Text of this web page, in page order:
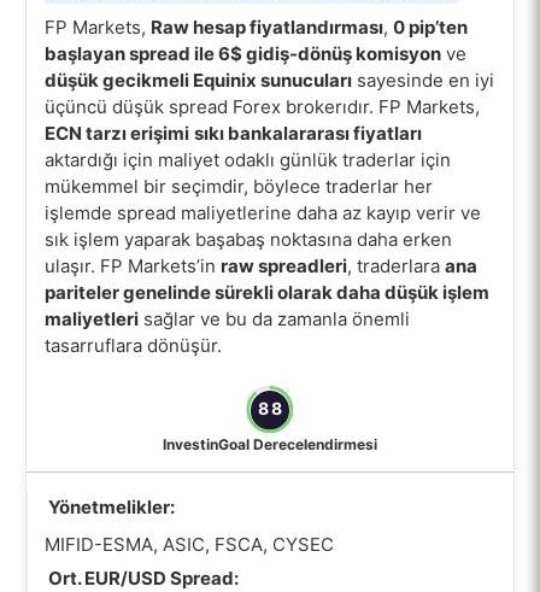
FP Markets, Raw hesap fiyatlandırması, 0 pip’ten
başlayan spread ile 6$ gidiş-dönüş komisyonve
düşük gecikmeli Equinix sunucularısayesinde en iyi
üçüncü düşük spread Forex brokerıdır. FP Markets,
ECN tarzı erişimi sıkı bankalararası fiyatları
aktardığı için maliyet odaklı günlük traderlar için
mükemmel bir seçimdir, böylece traderlar her
işlemde spread maliyetlerine daha az kayıp verir ve
sık işlem yaparak başabaş noktasına daha erken
ulaşır. FP Markets’in raw spreadleri, traderlara ana
pariteler genelinde sürekli olarak daha düşük işlem
maliyetlerisağlar ve bu da zamanla önemli
tasarruflara dönüşür.
88
InvestinGoal Derecelendirmesi
Yönetmelikler:
MIFID-ESMA, ASIC, FSCA, CYSEC
Ort. EUR/USD Spread: